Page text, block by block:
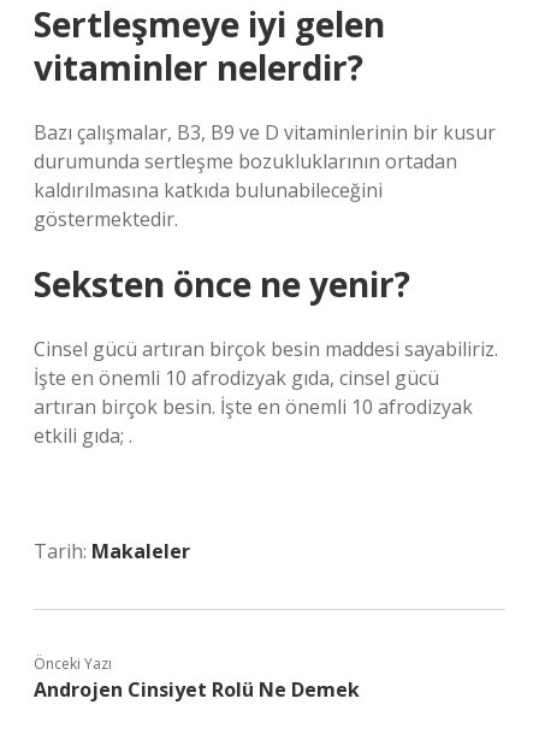
Sertleşmeye iyi gelen
vitaminler nelerdir?
Bazı çalışmalar, B3, B9 ve D vitaminlerinin bir kusur
durumunda sertleşme bozukluklarının ortadan
kaldırılmasına katkıda bulunabileceğini
göstermektedir.
Seksten önce ne yenir?
Cinsel gücü artıran birçok besin maddesi sayabiliriz.
İşte en önemli 10 afrodizyak gıda, cinsel gücü
artıran birçok besin. İşte en önemli 10 afrodizyak
etkili gıda; .
Tarih: Makaleler
Önceki Yazı
Androjen Cinsiyet Rolü Ne Demek